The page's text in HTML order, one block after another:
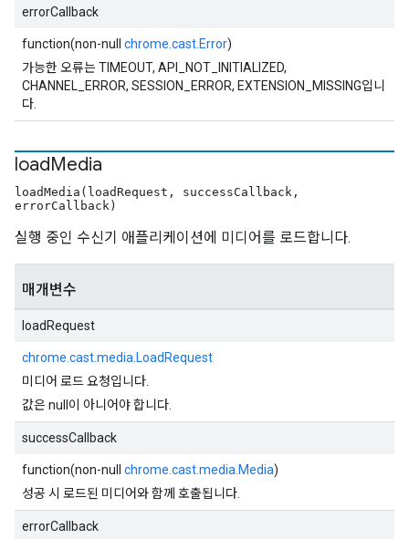
errorCallback
function(non-null chrome.cast.Error)
가능한 오류는 TIMEOUT, API_NOT_INITIALIZED,
CHANNEL_ERROR, SESSION_ERROR, EXTENSION_MISSING입니
다.
loadMedia
loadMedia(loadRequest, successCallback,
errorCallback)
실행 중인 수신기 애플리케이션에 미디어를 로드합니다.
매개변수
loadRequest
chrome.cast.media.LoadRequest
미디어 로드 요청입니다.
값은 null이 아니어야 합니다.
successCallback
function(non-null chrome.cast.media.Media)
성공 시 로드된 미디어와 함께 호출됩니다.
errorCallback